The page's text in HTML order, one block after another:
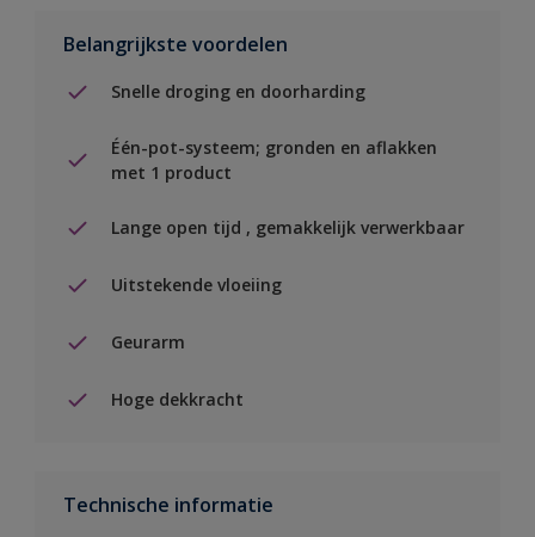
Belangrijkste voordelen
Snelle droging en doorharding
Één-pot-systeem; gronden en aflakken
met 1 product
Lange open tijd , gemakkelijk verwerkbaar
Uitstekende vloeiing
Geurarm
Hoge dekkracht
Technische informatie